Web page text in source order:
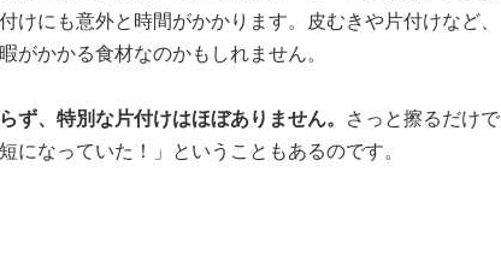
けにも意外と時間がかかります。皮むきや片付けなど、
がかかる食材なのかもしれません。
ず、特別な片付けはほぼありません。
さっと擦るだけで
になっていた！」ということもあるのです。